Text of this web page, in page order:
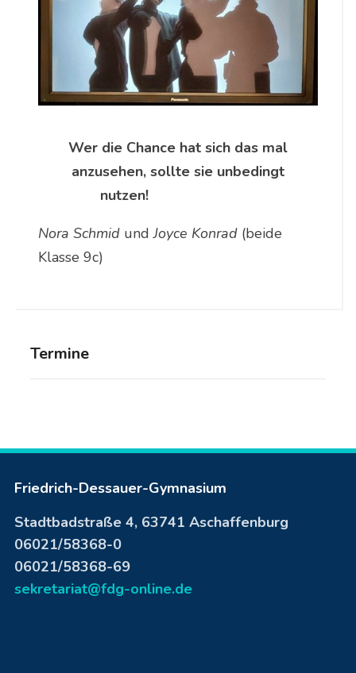
Termine
Wer die Chance hat sich das mal
anzusehen, sollte sie unbedingt
nutzen!
Nora Schmid undJoyce Konrad(beide
Klasse 9c)
Friedrich-Dessauer-Gymnasium
Stadtbadstraße 4, 63741 Aschaffenburg
06021/58368-0
06021/58368-69
sekretariat@fdg-online.de